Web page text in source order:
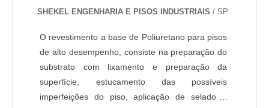
SHEKEL ENGENHARIA E PISOS INDUSTRIAIS / SP
O revestimento a base de Poliuretano para pisos
de alto desempenho, consiste na preparação do
substrato com lixamento e preparação da
superfície, estucamento das possíveis
imperfeições do piso, aplicação de selador /